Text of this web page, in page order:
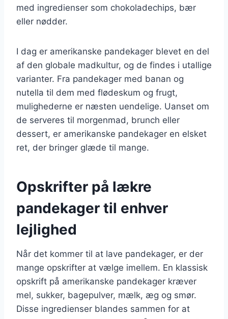
med ingredienser som chokoladechips, bær
eller nødder.
I dag er amerikanske pandekager blevet en del
af den globale madkultur, og de findes i utallige
varianter. Fra pandekager med banan og
nutella til dem med flødeskum og frugt,
mulighederne er næsten uendelige. Uanset om
de serveres til morgenmad, brunch eller
dessert, er amerikanske pandekager en elsket
ret, der bringer glæde til mange.
Opskrifter på lækre
pandekager til enhver
lejlighed
Når det kommer til at lave pandekager, er der
mange opskrifter at vælge imellem. En klassisk
opskrift på amerikanske pandekager kræver
mel, sukker, bagepulver, mælk, æg og smør.
Disse ingredienser blandes sammen for at